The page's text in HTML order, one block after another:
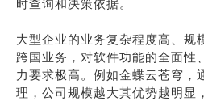
时查询和决策依据。
大型企业的业务复杂程度高、规
跨国业务，对软件功能的全面性
力要求极高。例如金蝶云苍穹，
理，公司规模越大其优势越明显